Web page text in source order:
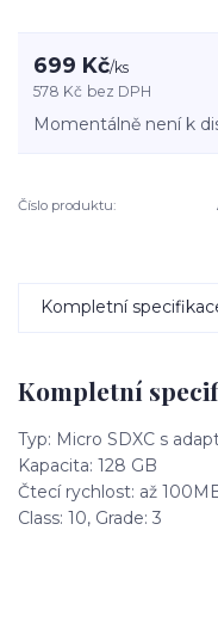
699 Kč/ks
578 Kč bez DPH
Momentálně není k
Číslo produktu:
Kompletní
Kompletní
Typ: Micro SDXC s
Kapacita: 128 GB
Čtecí rychlost: až
Class: 10, Grade: 3